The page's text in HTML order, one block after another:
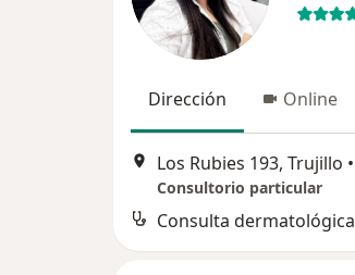
Dirección Online
Los Rubies 193, Trujillo •
Consultorio particular
Consulta dermatológica